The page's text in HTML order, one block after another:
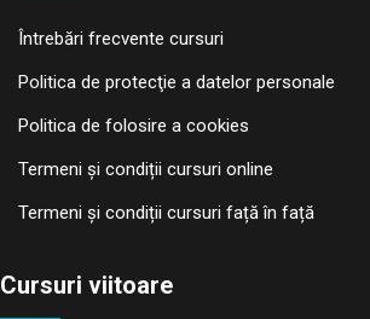
Întrebări frecvente cursuri
Politica de protecţie a datelor personale
Politica de folosire a cookies
Termeni și condiții cursuri online
Termeni și condiții cursuri față în față
Cursuri viitoare